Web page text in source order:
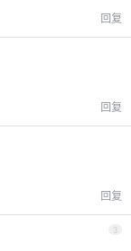
回复
回复
回复
3